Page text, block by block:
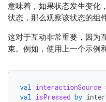
意味着，如果状态发生变化
状态，那么观察该状态的组
这对于互动非常重要，因为
束。例如，使用上一个示例
val interactionSource
val isPressed by